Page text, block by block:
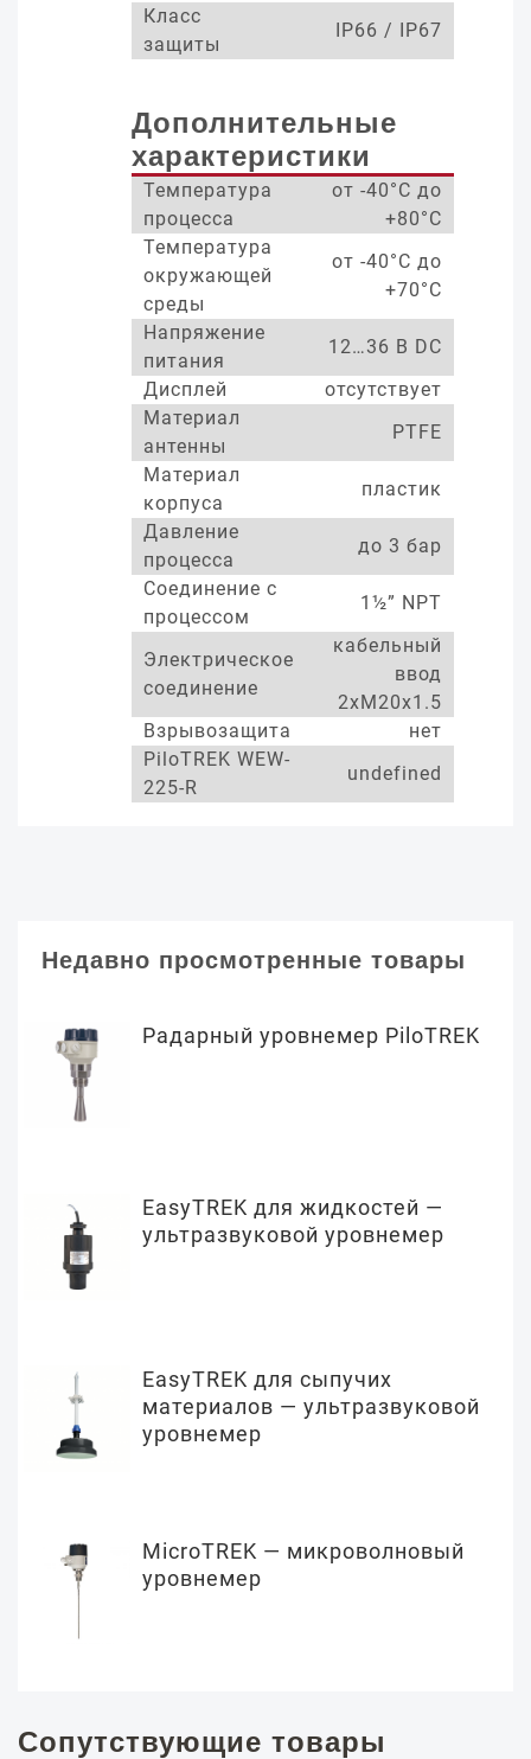
Класс
защиты
IP66 / IP67
Дополнительные
характеристики
Температура
процесса
от -40°С до
+80°С
Температура
окружающей
среды
от -40°С до
+70°С
Напряжение
питания
12…36 В DC
Дисплей
отсутствует
Материал
антенны
PTFE
Материал
корпуса
пластик
Давление
процесса
до 3 бар
Соединение с
процессом
1½” NPT
Электрическое
соединение
кабельный
ввод
2xM20x1.5
Взрывозащита
нет
PiloTREK WEW-
225-R
undefined
Недавно просмотренные товары
Радарный уровнемер PiloTREK
EasyTREK для жидкостей —
ультразвуковой уровнемер
EasyTREK для сыпучих
материалов — ультразвуковой
уровнемер
MicroTREK — микроволновый
уровнемер
Сопутствующие товары